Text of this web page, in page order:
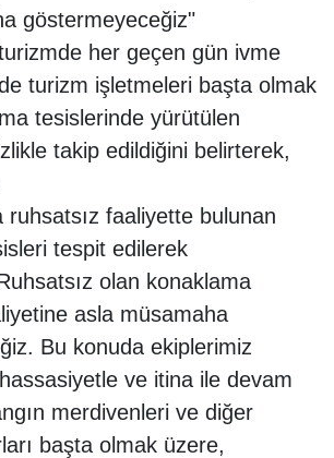
göstermeyeceğiz"
her geçen gün ivme
turizm işletmeleri başta olmak
tesislerinde yürütülen
takip edildiğini belirterek,
ruhsatsız faaliyette bulunan
tespit edilerek
olan konaklama
asla müsamaha
Bu konuda ekiplerimiz
ve itina ile devam
merdivenleri ve diğer
başta olmak üzere,